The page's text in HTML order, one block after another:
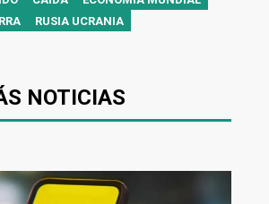
RUSIA UCRANIA
NOTICIAS